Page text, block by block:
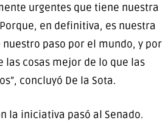
urgentes que tiene nuestra
en definitiva, es nuestra
paso por el mundo, y por
las cosas mejor de lo que las
concluyó De la Sota.
la iniciativa pasó al Senado.